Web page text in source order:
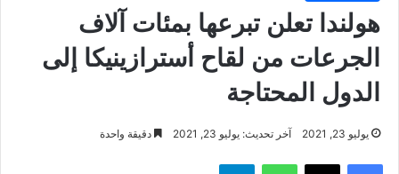
هولندا تعلن تبرعها بمئات آلاف
الجرعات من لقاح أسترازينيكا إلى
الدول المحتاجة
يوليو 23, 2021 آخر تحديث: يوليو 23, 2021 دقيقة واحدة
فيسبوك ‫X واتساب تيلقرام